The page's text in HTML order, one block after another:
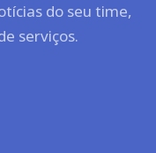
do seu time,
serviços.